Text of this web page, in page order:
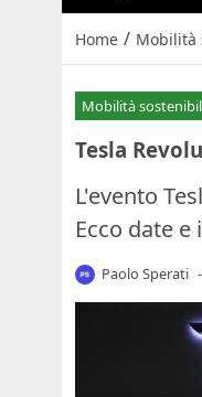
Home / Mobilità
Mobilità
Tesla
L'evento
Ecco date
Paolo Sperati -